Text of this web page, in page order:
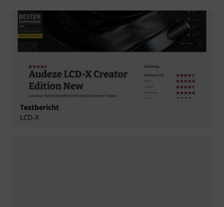
Testbericht
LCD-X